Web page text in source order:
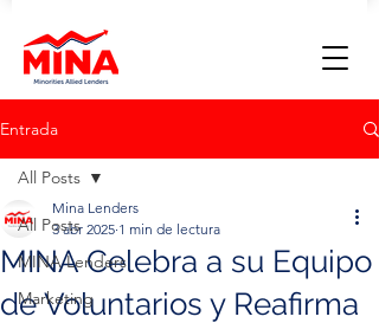
Entrada
All Posts
MINA Lenders
Marketing
All Posts
MINA Celebra a su Equipo
de Voluntarios y Reafirma
Mina Lenders
3 abr 2025 1 min de lectura